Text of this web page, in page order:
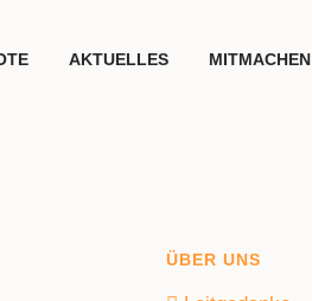
AKTUELLES MITMACHEN
ÜBER UNS